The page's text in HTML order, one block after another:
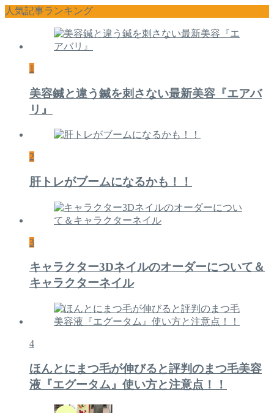
人気記事ランキング
1
美容鍼と違う鍼を刺さない最新美容『エアバ
リ』
2
肝トレがブームになるかも！！
3
キャラクター3Dネイルのオーダーについて＆
キャラクターネイル
4
ほんとにまつ毛が伸びると評判のまつ毛美容
液『エグータム』使い方と注意点！！